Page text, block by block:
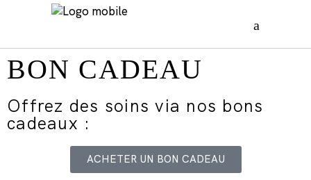
BON CADEAU
Offrez des soins via nos bons
cadeaux :
ACHETER UN BON CADEAU